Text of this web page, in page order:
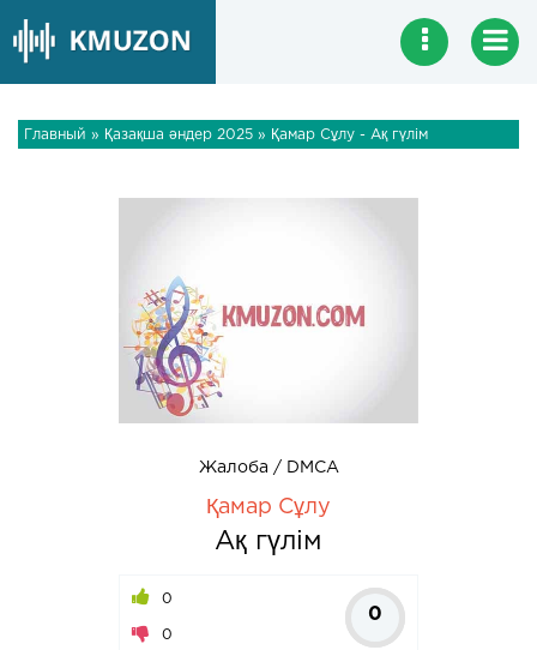
Главный » Қазақша әндер 2025 » Қамар Сұлу - Ақ гүлім
Жалоба / DMCA
Қамар Сұлу
Ақ гүлім
0
0
0